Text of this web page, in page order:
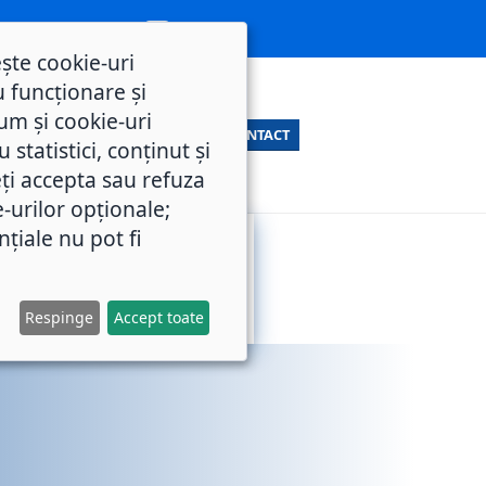
CONTACT
cookie-uri
funcționare și
și cookie-uri
statistici, conținut și
accepta sau refuza
urilor opționale;
nu pot fi
Respinge Accept toate